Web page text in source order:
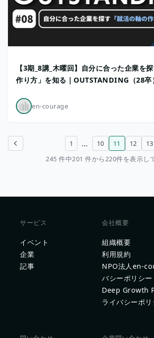
【3期_8講_木曜回】自分に合った企業を
作り方」を知る｜OUTSTANDING（28卒
en-courage
前のページ 1 … 10 11 12
13
245 件中201 件から220件を表示し
サービス
イベント
企業
記事
会社概要
組織概要
利用規約
NPO法人en-
バシーポリシー
Deep Growth
ライバシーポリ